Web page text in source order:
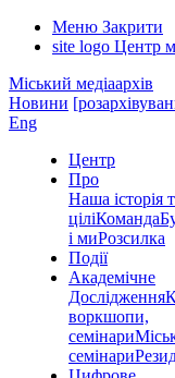
Меню Закрити
site logo Центр
Міський медіаархів
Новини
Eng
Центр
Про
Наша історія
ціліКоманда
і миРозсилка
Події
Академічне
Дослідження
воркшопи,
семінари
семінари